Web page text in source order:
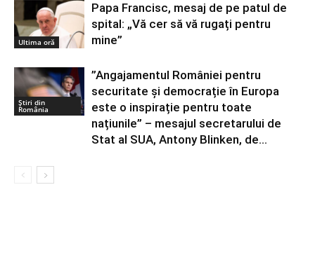
Ultima oră
Papa Francisc, mesaj de pe patul de
spital: „Vă cer să vă rugați pentru
mine”
Știri din
România
”Angajamentul României pentru
securitate și democrație în Europa
este o inspirație pentru toate
națiunile” – mesajul secretarului de
Stat al SUA, Antony Blinken, de...